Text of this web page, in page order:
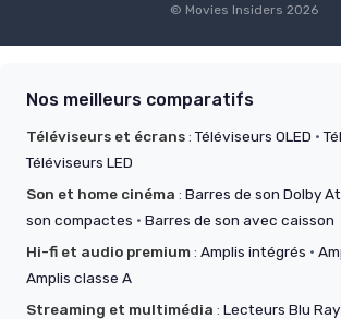
© Movies Insiders 2026
Nos meilleurs comparatifs
Téléviseurs et écrans:Téléviseurs OLED ·
Téléviseurs LED
Son et home cinéma : Barres de son Dolby
son compactes · Barres de son avec caisson
Hi-fi et audio premium: Amplis intégrés ·
Amplis classe A
Streaming et multimédia : Lecteurs Blu Ray